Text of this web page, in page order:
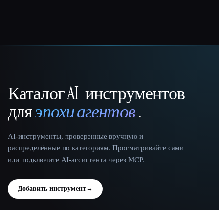
That AI Collection
Каталог AI-инструментов
дляэпохи агентов.
AI-инструменты, проверенные вручную и
распределённые по категориям. Просматривайте сами
или подключите AI-ассистента через MCP.
Добавить инструмент→